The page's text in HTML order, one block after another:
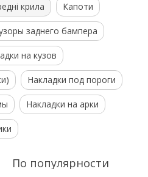
крила Капоти
заднего бампера
на кузов
Накладки под пороги
Накладки на арки
По популярности